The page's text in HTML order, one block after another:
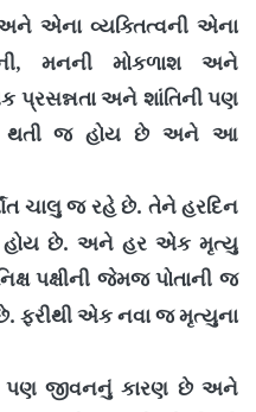
એના વ્યક્તિત્વની એના
,
મનની મોકળાશ અને
પ્રસન્નતા અને શાંતિની પણ
થતી જ હોય છે અને આ
ચાલુ જ રહે છે. તેને હરદિન
છે. અને હર એક મૃત્યુ
પક્ષીની જેમજ પોતાની જ
. ફરીથી એક નવા જ મૃત્યુના
પણ જીવનનું કારણ છે અને